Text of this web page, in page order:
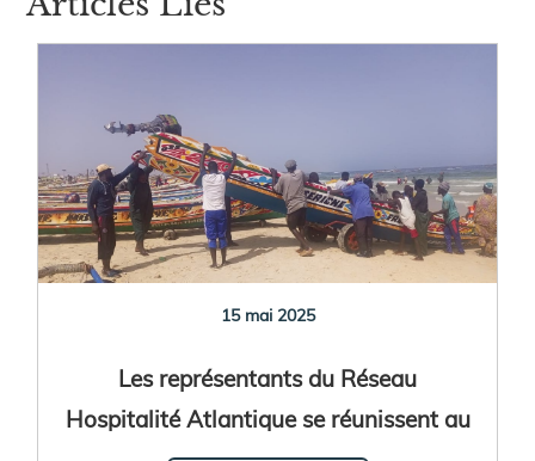
15 mai 2025
Les représentants du Réseau
Hospitalité Atlantique se réunissent au